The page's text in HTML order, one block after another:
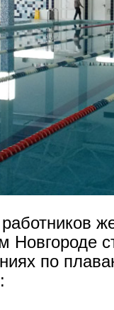
Новгороде
по